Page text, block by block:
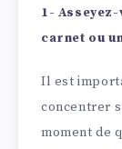
1-
carnet ou
Il est
concentrer
moment de